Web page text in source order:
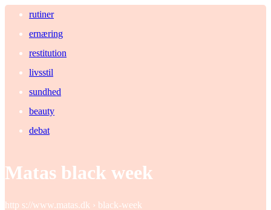
rutiner
ernæring
restitution
livsstil
sundhed
beauty
debat
Matas black week
http s://www.matas.dk › black-week